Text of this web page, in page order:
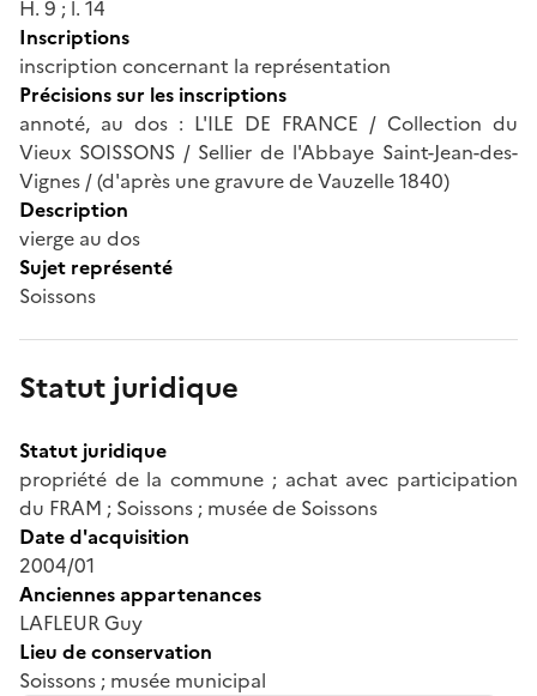
H. 9 ; l. 14
Inscriptions
inscription concernant la représentation
Précisions sur les inscriptions
annoté, au dos : L'ILE DE FRANCE / Collection du
Vieux SOISSONS / Sellier de l'Abbaye Saint-Jean-des-
Vignes / (d'après une gravure de Vauzelle 1840)
Description
vierge au dos
Sujet représenté
Soissons
Statut juridique
Statut juridique
propriété de la commune ; achat avec participation
du FRAM ; Soissons ; musée de Soissons
Date d'acquisition
2004/01
Anciennes appartenances
LAFLEUR Guy
Lieu de conservation
Soissons ; musée municipal